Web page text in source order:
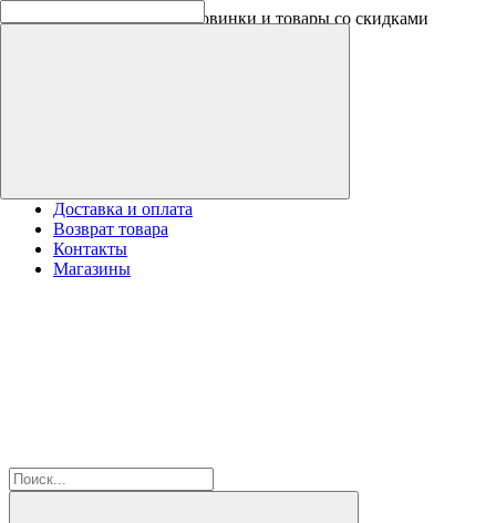
Скидки на новинки до -30%
Доставка и оплата
Возврат товара
Контакты
Магазины